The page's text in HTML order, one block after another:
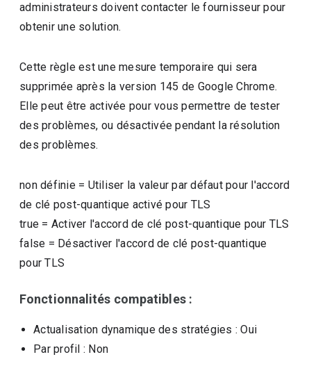
administrateurs doivent contacter le fournisseur pour
obtenir une solution.
Cette règle est une mesure temporaire qui sera
supprimée après la version 145 de Google Chrome.
Elle peut être activée pour vous permettre de tester
des problèmes, ou désactivée pendant la résolution
des problèmes.
non définie= Utiliser la valeur par défaut pour l'accord
de clé post-quantique activé pour TLS
true = Activer l'accord de clé post-quantique pour TLS
false = Désactiver l'accord de clé post-quantique
pour TLS
Fonctionnalités compatibles :
Actualisation dynamique des stratégies : Oui
Par profil : Non